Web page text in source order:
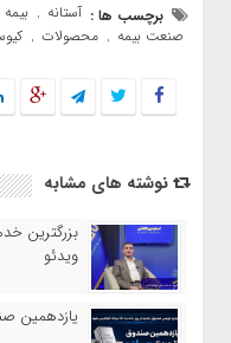
برچسب ها : آستانه , بیمه
صنعت بیمه , محصولات ,
نوشته های مشابه
بزرگترین
ویدئو
یازدهمین